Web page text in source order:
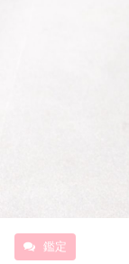
相性
鑑定